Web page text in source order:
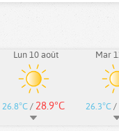
Lun 10 août
26.8°C / 28.9°C
Mar
26.3°C /